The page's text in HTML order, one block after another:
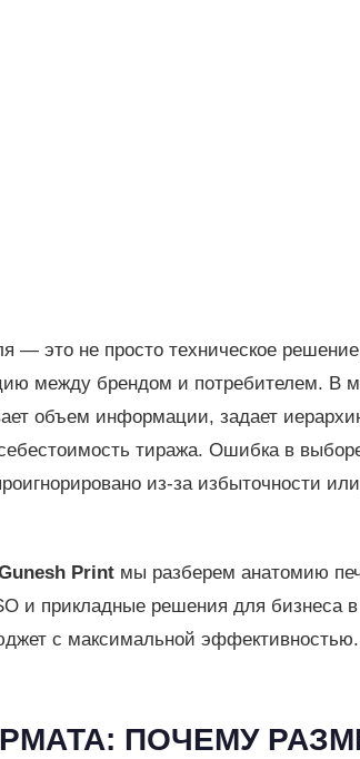
— это не просто техническое
между брендом и потребителем. В
объем информации, задает
тиража. Ошибка в
из-за избыточности
Print мы разберем анатомию
и прикладные решения для бизнеса
с максимальной эффективностью.
ПОЧЕМУ